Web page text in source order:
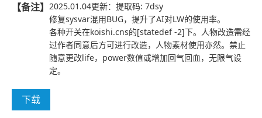
【备注】 2025.01.04更新：提取码: 7dsy
修复sysvar混用BUG，提升了AI对LW的使用率。
各种开关在koishi.cns的[statedef -2]下。人物改造需经
过作者同意后方可进行改造，人物素材使用亦然。禁止
随意更改life，power数值或增加回气回血，无限气设
定。
下载